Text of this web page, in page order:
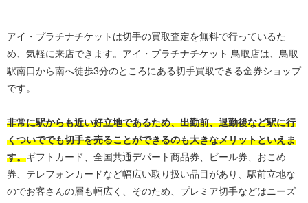
アイ・プラチナチケットは切手の買取査定を無料で行っているた
め、気軽に来店できます。アイ・プラチナチケット 鳥取店は、鳥取
駅南口から南へ徒歩3分のところにある切手買取できる金券ショップ
です。
非常に駅からも近い好立地であるため、出勤前、退勤後など駅に行
くついででも切手を売ることができるのも大きなメリットといえま
す。ギフトカード、全国共通デパート商品券、ビール券、おこめ
券、テレフォンカードなど幅広い取り扱い品目があり、駅前立地な
のでお客さんの層も幅広く、そのため、プレミア切手などはニーズ